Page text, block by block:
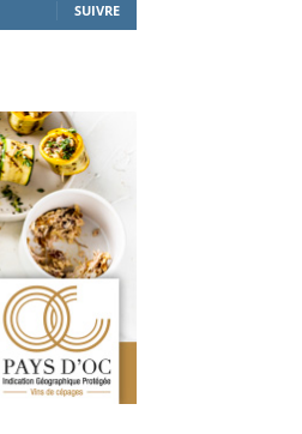
SUIVRE